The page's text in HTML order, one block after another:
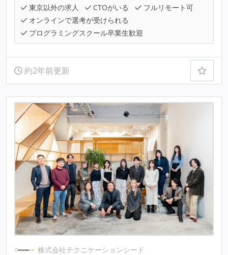
東京以外の求人
CTOがいる
フルリモート可
オンラインで選考が受けられる
プログラミングスクール卒業生歓迎
約2年前更新
株式会社テクニケーションシード